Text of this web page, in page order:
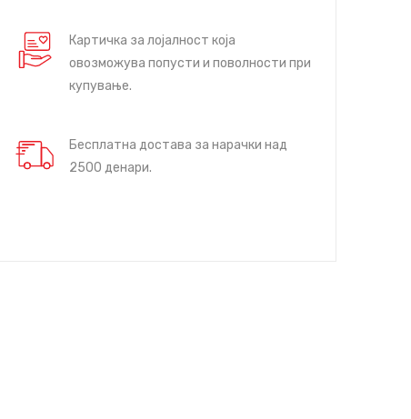
Картичка за лојалност која
овозможува попусти и поволности при
купување.
Бесплатна достава за нарачки над
2500 денари.